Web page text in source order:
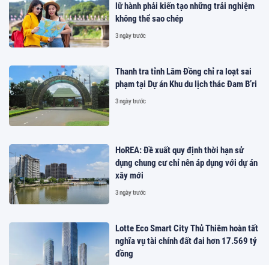
lữ hành phải kiến tạo những trải nghiệm
không thể sao chép
3 ngày trước
Thanh tra tỉnh Lâm Đồng chỉ ra loạt sai
phạm tại Dự án Khu du lịch thác Đam B’ri
3 ngày trước
HoREA: Đề xuất quy định thời hạn sử
dụng chung cư chỉ nên áp dụng với dự án
xây mới
3 ngày trước
Lotte Eco Smart City Thủ Thiêm hoàn tất
nghĩa vụ tài chính đất đai hơn 17.569 tỷ
đồng